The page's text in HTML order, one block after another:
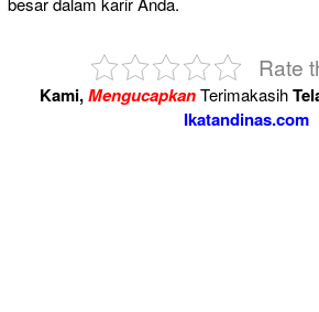
Rate
Kami,MengucapkanTerimakasih
Ikatandinas.com